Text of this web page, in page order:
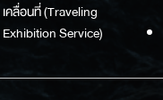
เคลื่อนที่ (Traveling
Exhibition Service)